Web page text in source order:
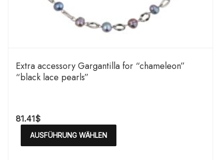
Extra accessory Gargantilla for “chameleon”
“black lace pearls”
81.41$
AUSFÜHRUNG WÄHLEN